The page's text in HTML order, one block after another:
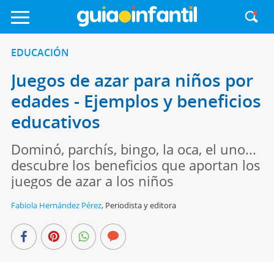
EDUCACIÓN
Juegos de azar para niños por
edades - Ejemplos y beneficios
educativos
Dominó, parchís, bingo, la oca, el uno...
descubre los beneficios que aportan los
juegos de azar a los niños
Fabiola Hernández Pérez, Periodista y editora